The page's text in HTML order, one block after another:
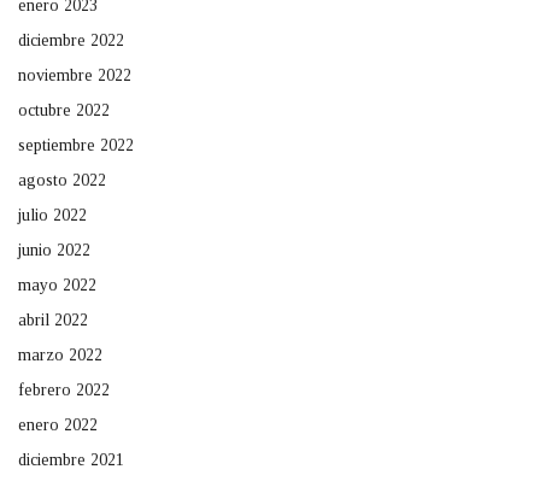
enero 2023
diciembre 2022
noviembre 2022
octubre 2022
septiembre 2022
agosto 2022
julio 2022
junio 2022
mayo 2022
abril 2022
marzo 2022
febrero 2022
enero 2022
diciembre 2021